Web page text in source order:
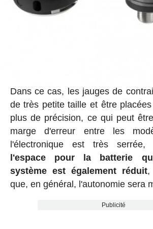
Dans ce cas, les jauges de
de très petite taille et être
plus de précision, ce qui peut
marge d'erreur entre les
l'électronique est très
l'espace pour la batterie
système est également réduit,
que, en général, l'autonomie sera
Publicité